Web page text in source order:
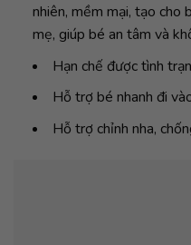
nhiên, mềm mại, tạo cho
mẹ, giúp bé an tâm và
Hạn chế được tình
Hỗ trợ bé nhanh đi
Hỗ trợ chỉnh nha,